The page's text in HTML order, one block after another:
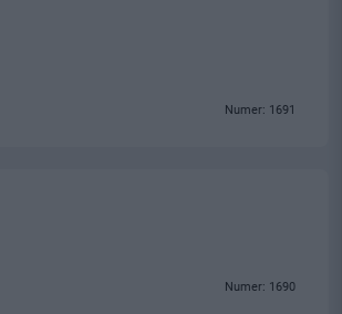
Numer: 1691
Numer: 1690